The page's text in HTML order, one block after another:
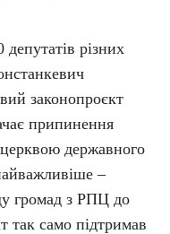
різних
законопроєкт
припинення
державного
–
громад з РПЦ до
так само підтримав